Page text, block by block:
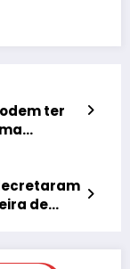
ter
de